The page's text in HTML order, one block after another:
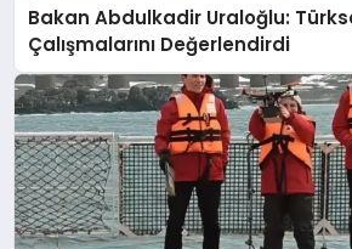
Bakan Abdulkadir Uraloğlu:
Çalışmalarını Değerlendirdi